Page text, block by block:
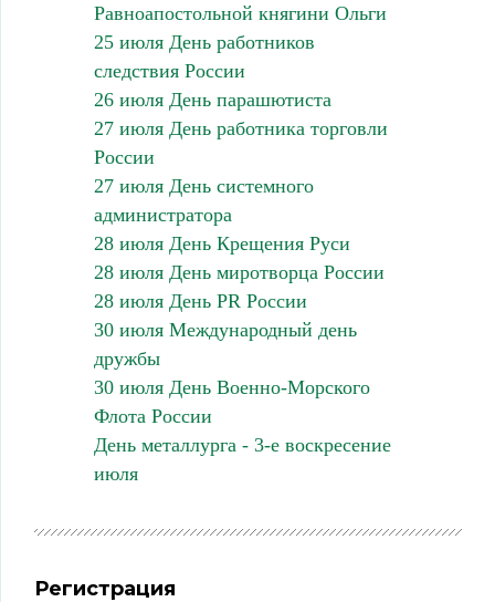
Равноапостольной княгини Ольги
25 июля День работников
следствия России
26 июля День парашютиста
27 июля День работника торговли
России
27 июля День системного
администратора
28 июля День Крещения Руси
28 июля День миротворца России
28 июля День PR России
30 июля Международный день
дружбы
30 июля День Военно-Морского
Флота России
День металлурга - 3-е воскресение
июля
Регистрация